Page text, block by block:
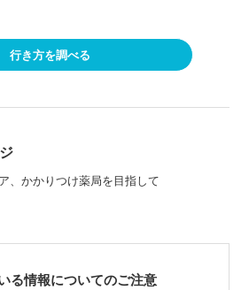
行き方を調べる
、かかりつけ薬局を目指して
る情報についてのご注意